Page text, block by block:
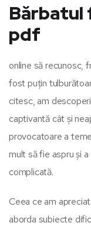
Bărbatul
pdf
online să recunosc,
fost puțin
citesc, am
captivantă cât și
provocatoare a
mult să fie aspru și
complicată.
Ceea ce am
aborda subiecte